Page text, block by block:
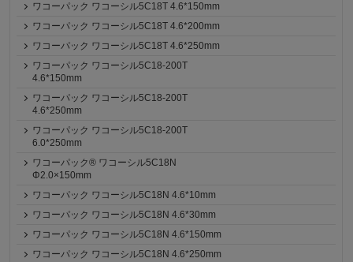
ワコーパック ワコーシル5C18T 4.6*150mm
ワコーパック ワコーシル5C18T 4.6*200mm
ワコーパック ワコーシル5C18T 4.6*250mm
ワコーパック ワコーシル5C18-200T
4.6*150mm
ワコーパック ワコーシル5C18-200T
4.6*250mm
ワコーパック ワコーシル5C18-200T
6.0*250mm
ワコーパック® ワコーシル5C18N
Φ2.0×150mm
ワコーパック ワコーシル5C18N 4.6*10mm
ワコーパック ワコーシル5C18N 4.6*30mm
ワコーパック ワコーシル5C18N 4.6*150mm
ワコーパック ワコーシル5C18N 4.6*250mm